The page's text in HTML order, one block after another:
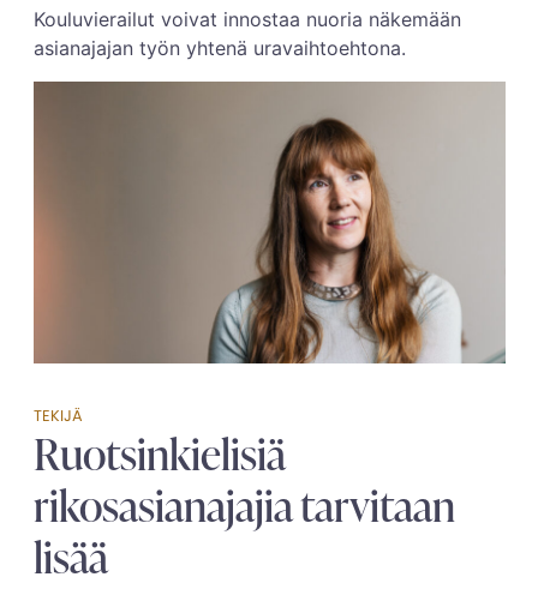
Kouluvierailut voivat innostaa nuoria näkemään
asian­ajajan työn yhtenä uravaihtoehtona.
TEKIJÄ
Ruotsinkielisiä
rikosasianajajia tarvitaan
lisää